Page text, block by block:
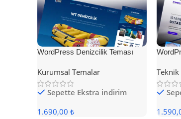
WordPress Denizcilik Teması
Kurumsal Temalar
Sepette Ekstra indirim
1.690,00 ₺
Teknik